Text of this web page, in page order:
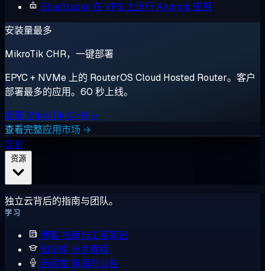
BlueStacks 在 VPS 上运行 Android 应用
安装量最多
MikroTik CHR，一键部署
EPYC + NVMe 上的 RouterOS Cloud Hosted Router。客户
部署最多的应用。60 秒上线。
部署 MikroTik CHR →
查看完整应用市场 →
定价
独立云背后的指南与团队。
学习
博客指南与工程笔记
知识库 分步教程
新闻室 新闻与公告